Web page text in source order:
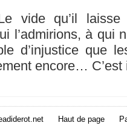
vide qu’il
l’admirions, à
d’injustice que
encore… C’est
Haut de page